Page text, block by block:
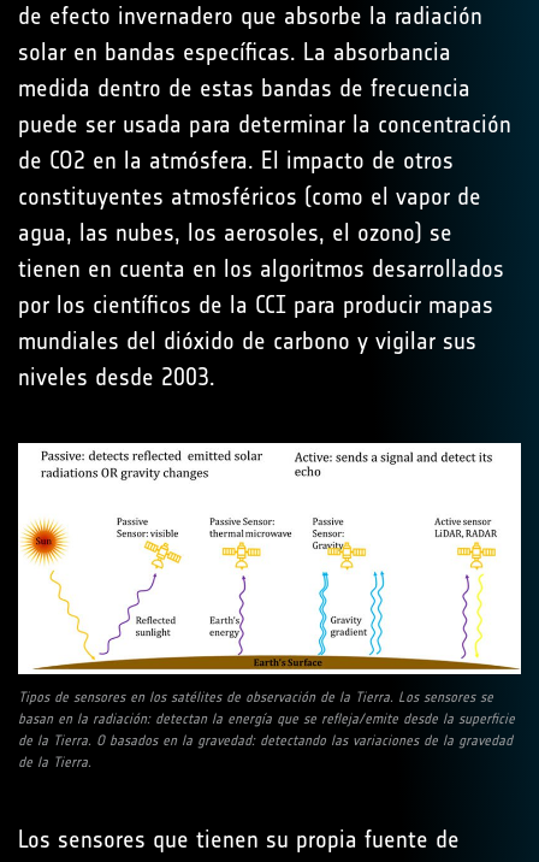
de efecto invernadero que absorbe la radiación
solar en bandas específicas. La absorbancia
medida dentro de estas bandas de frecuencia
puede ser usada para determinar la concentración
de CO2 en la atmósfera. El impacto de otros
constituyentes atmosféricos (como el vapor de
agua, las nubes, los aerosoles, el ozono) se
tienen en cuenta en los algoritmos desarrollados
por los científicos de la CCI para producir mapas
mundiales del dióxido de carbono y vigilar sus
niveles desde 2003.
Tipos de sensores en los satélites de observación de la Tierra. Los sensores se
basan en la radiación: detectan la energía que se refleja/emite desde la superficie
de la Tierra. O basados en la gravedad: detectando las variaciones de la gravedad
de la Tierra.
Los sensores que tienen su propia fuente de